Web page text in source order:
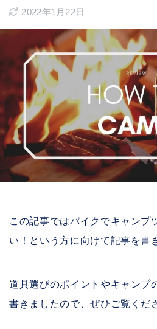
2022年1月22日
この記事ではバイクでキャンプ
い！という方に向けて記事を書
道具選びのポイントやキャンプ
書きましたので、ぜひご覧くだ